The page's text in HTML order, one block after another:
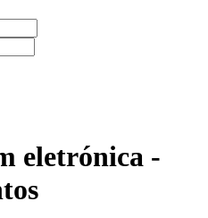
eletrónica -